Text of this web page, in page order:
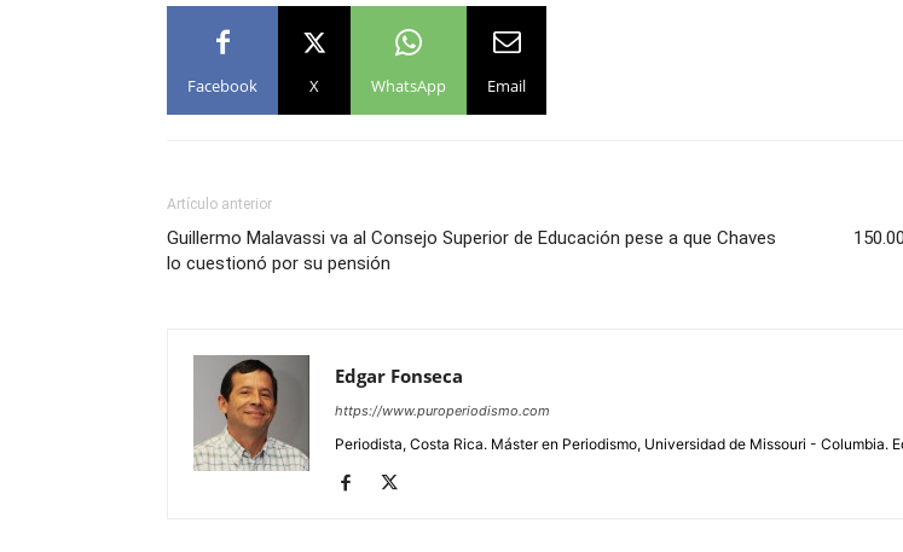
Facebook X WhatsApp Email
Artículo anterior
Guillermo Malavassi va al Consejo Superior de Educación pese a que Chaves
lo cuestionó por su pensión
Edgar Fonseca
https://www.puroperiodismo.com
Periodista, Costa Rica. Máster en Periodismo, Universidad de Missouri - Columbia.